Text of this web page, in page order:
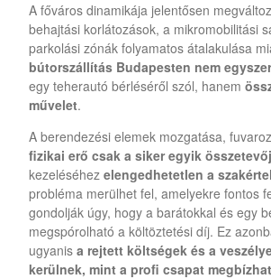
A főváros dinamikája jelentősen
behajtási korlátozások, a mikromobilitási
parkolási zónák folyamatos átalakulása
bútorszállítás Budapesten nem
egy teherautó bérléséről szól, hanem
művelet.
A berendezési elemek mozgatása,
fizikai erő csak a siker egyik
kezeléséhez elengedhetetlen a
probléma merülhet fel, amelyekre fontos
gondolják úgy, hogy a barátokkal és egy
megspórolható a költöztetési díj. Ez
ugyanis a rejtett költségek és a
kerülnek, mint a profi csapat